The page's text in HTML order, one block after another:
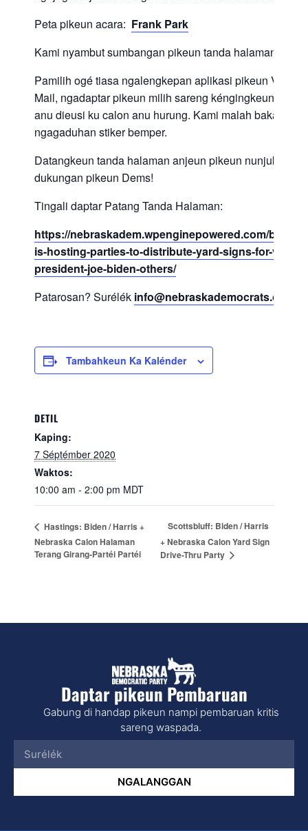
Peta pikeun acara: Frank Park
Kami nyambut sumbangan pikeun tanda halaman :)
Pamilih ogé tiasa ngalengkepan aplikasi pikeun Vote-
Mail, ngadaptar pikeun milih sareng kéngingkeun
anu dieusi ku calon anu hurung. Kami malah bakal
ngagaduhan stiker bemper.
Datangkeun tanda halaman anjeun pikeun nunjukkeun
dukungan pikeun Dems!
Tingali daptar Patang Tanda Halaman:
https://nebraskadem.wpenginepowered.com/blog/
is-hosting-parties-to-distribute-yard-signs-for-vice-
president-joe-biden-others/
Patarosan? Surélék info@nebraskademocrats.org
Tambahkeun Ka Kalénder
DETIL
Kaping:
7 Séptémber 2020
Waktos:
10:00 am - 2:00 pm MDT
Hastings: Biden / Harris +
Nebraska Calon Halaman
Terang Girang-Partéi Partéi
Scottsbluff: Biden / Harris
+ Nebraska Calon Yard Sign
Drive-Thru Party
Daptar pikeun Pembaruan
Gabung di handap pikeun nampi pembaruan kritis
sareng waspada.
NGALANGGAN